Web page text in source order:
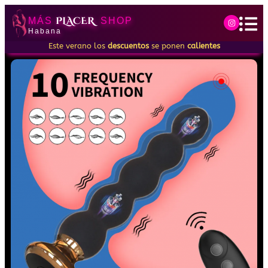
MÁS PLACER SHOP
Habana
Este verano los descuentosse ponen calientes